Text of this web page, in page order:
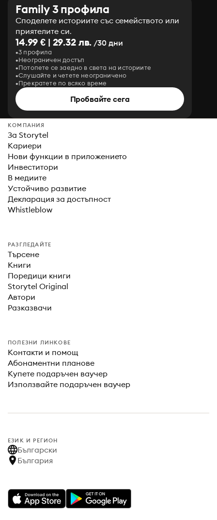
Family 3 профила
Споделете историите със семейството или
приятелите си.
14.99 € | 29.32 лв. /30 дни
3 профила
Неограничен достъп
Потопете се заедно в света на историите
Слушайте и четете неограничено
Прекратете по всяко време
Пробвайте сега
КОМПАНИЯ
За Storytel
Кариери
Нови функции в приложението
Инвеститори
В медиите
Устойчиво развитие
Декларация за достъпност
Whistleblow
РАЗГЛЕДАЙТЕ
Търсене
Книги
Поредици книги
Storytel Original
Автори
Разказвачи
ПОЛЕЗНИ ЛИНКОВЕ
Контакти и помощ
Абонаментни планове
Купете подаръчен ваучер
Използвайте подаръчен ваучер
ЕЗИК И РЕГИОН
Български
България